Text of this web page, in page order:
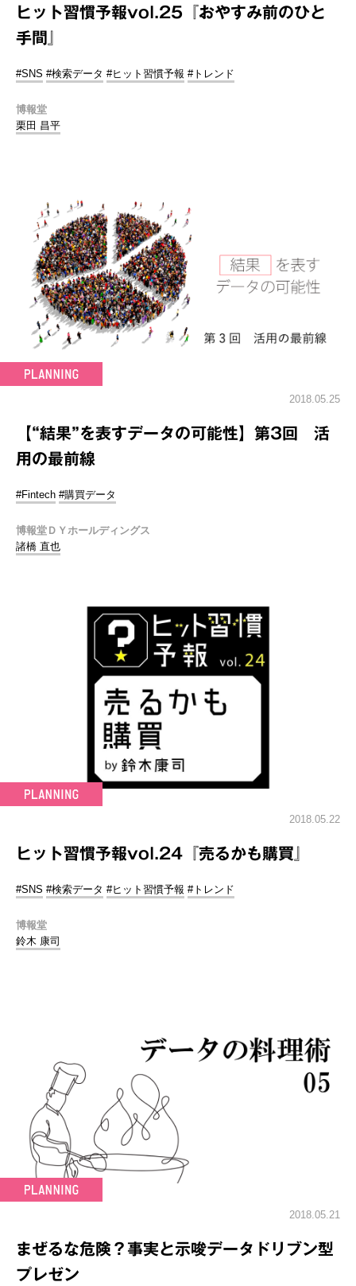
ヒット習慣予報vol.25『おやすみ前のひと
手間』
#SNS #検索データ #ヒット習慣予報 #トレンド
博報堂
栗田 昌平
2018.05.25
【“結果”を表すデータの可能性】第3回 活
用の最前線
#Fintech #購買データ
博報堂ＤＹホールディングス
諸橋 直也
2018.05.22
ヒット習慣予報vol.24『売るかも購買』
#SNS #検索データ #ヒット習慣予報 #トレンド
博報堂
鈴木 康司
2018.05.21
まぜるな危険？事実と示唆データドリブン型
プレゼン